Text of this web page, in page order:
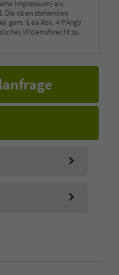
Impressum) als
Die oben stehenden
gem. § 6a Abs. 4 PAngV
Widerrufsrecht zu.